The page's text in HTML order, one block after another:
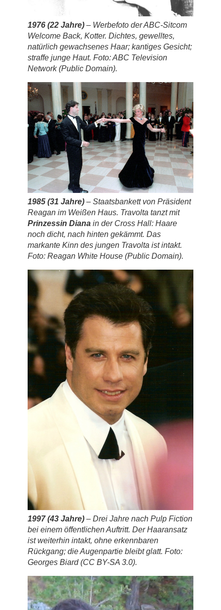
1976 (22 Jahre) – Werbefoto der ABC-Sitcom
Welcome Back, Kotter. Dichtes, gewelltes,
natürlich gewachsenes Haar; kantiges Gesicht;
straffe junge Haut. Foto: ABC Television
Network (Public Domain).
1985 (31 Jahre) – Staatsbankett von Präsident
Reagan im Weißen Haus. Travolta tanzt mit
Prinzessin Diana in der Cross Hall: Haare
noch dicht, nach hinten gekämmt. Das
markante Kinn des jungen Travolta ist intakt.
Foto: Reagan White House (Public Domain).
1997 (43 Jahre) – Drei Jahre nach Pulp Fiction
bei einem öffentlichen Auftritt. Der Haaransatz
istweiterhin intakt, ohne erkennbaren
Rückgang; die Augenpartie bleibt glatt. Foto:
Georges Biard (CC BY-SA 3.0).